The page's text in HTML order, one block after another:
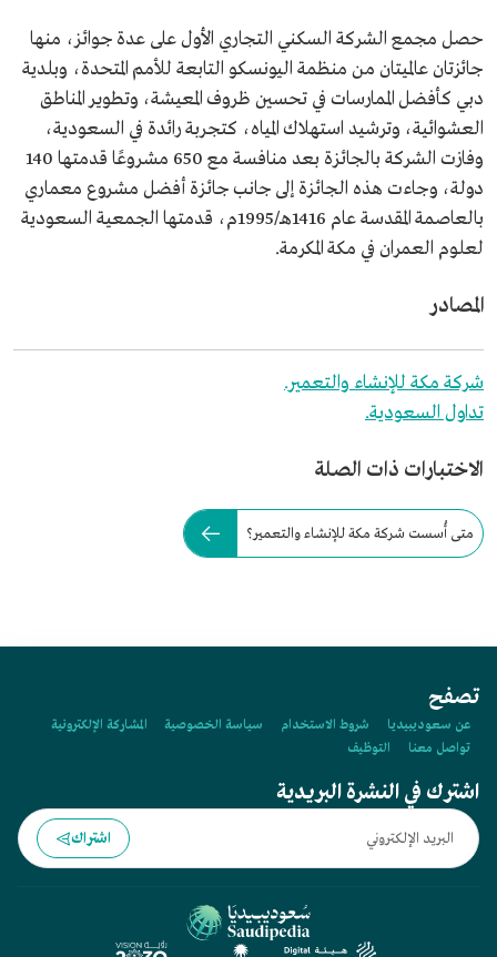
حصل مجمع الشركة السكني التجاري الأول على عدة جوائز، منها
جائزتان عالميتان من منظمة اليونسكو التابعة للأمم المتحدة، وبلدية
دبي كأفضل الممارسات في تحسين ظروف المعيشة، وتطوير المناطق
العشوائية، وترشيد استهلاك المياه، كتجربة رائدة في السعودية،
وفازت الشركة بالجائزة بعد منافسة مع 650 مشروعًا قدمتها 140
دولة، وجاءت هذه الجائزة إلى جانب جائزة أفضل مشروع معماري
بالعاصمة المقدسة عام 1416هـ/1995م، قدمتها الجمعية السعودية
لعلوم العمران في مكة المكرمة.
المصادر
شركة مكة للإنشاء والتعمير.
تداول السعودية.
الاختبارات ذات الصلة
متى أُسست شركة مكة للإنشاء والتعمير؟
تصفح
عن سعوديبيديا شروط الاستخدام سياسة الخصوصية
المشاركة الإلكترونية
تواصل معنا
التوظيف
اشترك في النشرة البريدية
اشتراك